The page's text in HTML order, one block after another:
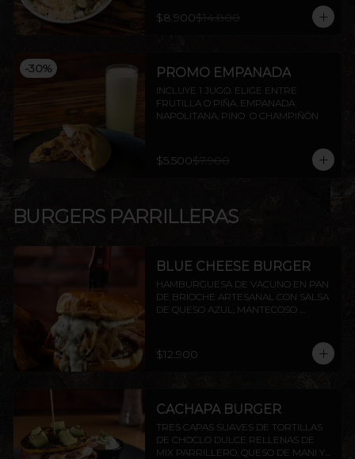
$8.900$14.800
-30% PROMO EMPANADA
INCLUYE 1 JUGO. ELIGE ENTRE
FRUTILLA O PIÑA. EMPANADA
NAPOLITANA, PINO  O CHAMPIÑÓN
$5.500$7.900
BURGERS PARRILLERAS
BLUE CHEESE BURGER
HAMBURGUESA DE VACUNO EN PAN
DE BRIOCHE ARTESANAL CON SALSA
DE QUESO AZUL, MANTECOSO
PAPAS RÚSTICAS.
$12.900
CACHAPA BURGER
TRES CAPAS SUAVES DE TORTILLAS
DE CHOCLO DULCE RELLENAS DE
MIX PARRILLERO, QUESO DE MANI Y